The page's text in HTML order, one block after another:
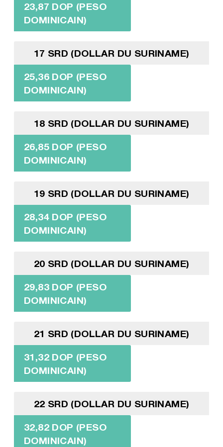
23,87 DOP (PESO
DOMINICAIN)
17 SRD (DOLLAR DU SURINAME)
25,36 DOP (PESO
DOMINICAIN)
18 SRD (DOLLAR DU SURINAME)
26,85 DOP (PESO
DOMINICAIN)
19 SRD (DOLLAR DU SURINAME)
28,34 DOP (PESO
DOMINICAIN)
20 SRD (DOLLAR DU SURINAME)
29,83 DOP (PESO
DOMINICAIN)
21 SRD (DOLLAR DU SURINAME)
31,32 DOP (PESO
DOMINICAIN)
22 SRD (DOLLAR DU SURINAME)
32,82 DOP (PESO
DOMINICAIN)